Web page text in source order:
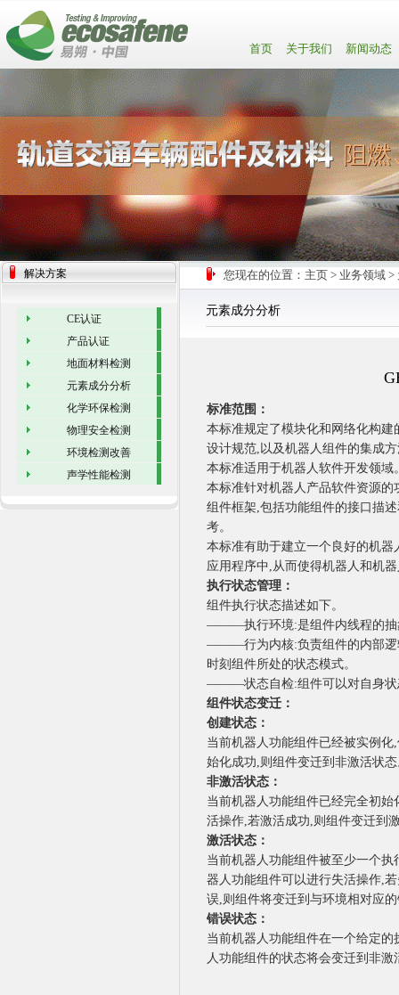
首页 关于我们 新闻动态
您现在的位置： 主页 > 业务领域 >
元素成分分析
解决方案
CE认证
产品认证
地面材料检测
元素成分分析
化学环保检测
物理安全检测
环境检测改善
声学性能检测
标准范围：
本标准规定了模块化和网络化构
设计规范,以及机器人组件的集成
本标准适用于机器人软件开发领
本标准针对机器人产品软件资源
组件框架,包括功能组件的接口描
考。
本标准有助于建立一个良好的机
应用程序中,从而使得机器人和机
执行状态管理：
组件执行状态描述如下。
———执行环境:是组件内线程的抽
———行为内核:负责组件的内部逻
时刻组件所处的状态模式。
———状态自检:组件可以对自身状
组件状态变迁：
创建状态：
当前机器人功能组件已经被实例
始化成功,则组件变迁到非激活状
非激活状态：
当前机器人功能组件已经完全初
活操作,若激活成功,则组件变迁到
激活状态：
当前机器人功能组件被至少一个
器人功能组件可以进行失活操作,
误,则组件将变迁到与环境相对应
错误状态：
当前机器人功能组件在一个给定
人功能组件的状态将会变迁到非